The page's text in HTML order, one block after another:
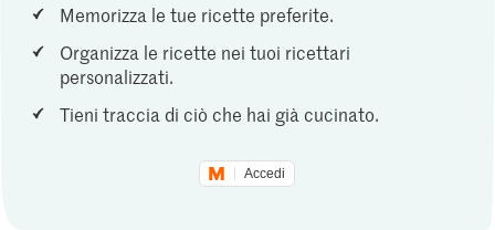
Memorizza le tue ricette preferite.
Organizza le ricette nei tuoi ricettari
personalizzati.
Tieni traccia di ciò che hai già cucinato.
Accedi